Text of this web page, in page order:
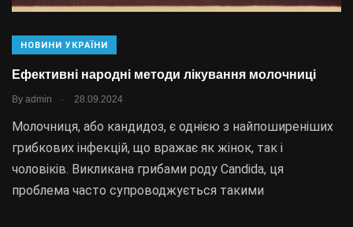
НОВИНИ УКРАЇНИ
Ефективні народні методи лікування молочниці
By admin . 28.09.2024
Молочниця, або кандидоз, є однією з найпоширеніших
грибкових інфекцій, що вражає як жінок, так і
чоловіків. Викликана грибами роду Candida, ця
проблема часто супроводжується такими